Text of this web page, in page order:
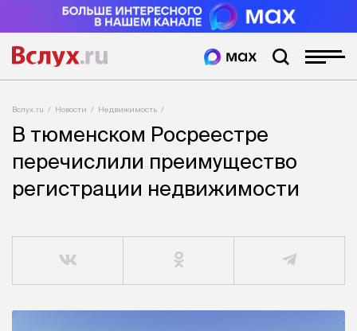
Вслух.ru Новости Недвижимость
В тюменском Росреестре
перечислили преимущество
регистрации недвижимости